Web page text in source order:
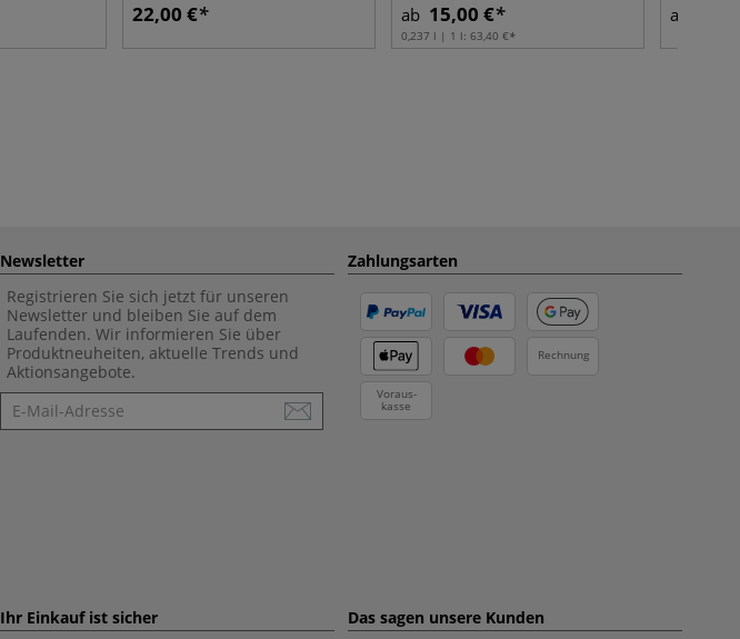
22,00 € ab 15,00 €
0,237 l | 1 l: 63,40 €
ab
Newsletter
Registrieren Sie sich jetzt für unseren
Newsletter und bleiben Sie auf dem
Laufenden. Wir informieren Sie über
Produktneuheiten, aktuelle Trends und
Aktionsangebote.
Newsletter
Zahlungsarten
Rechnung
Voraus-
kasse
Ihr Einkauf ist sicher Das sagen unsere Kunden